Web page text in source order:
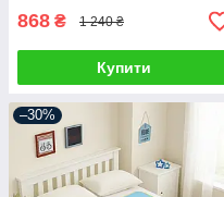
868 ₴ 1 240 ₴
Купити
–30%